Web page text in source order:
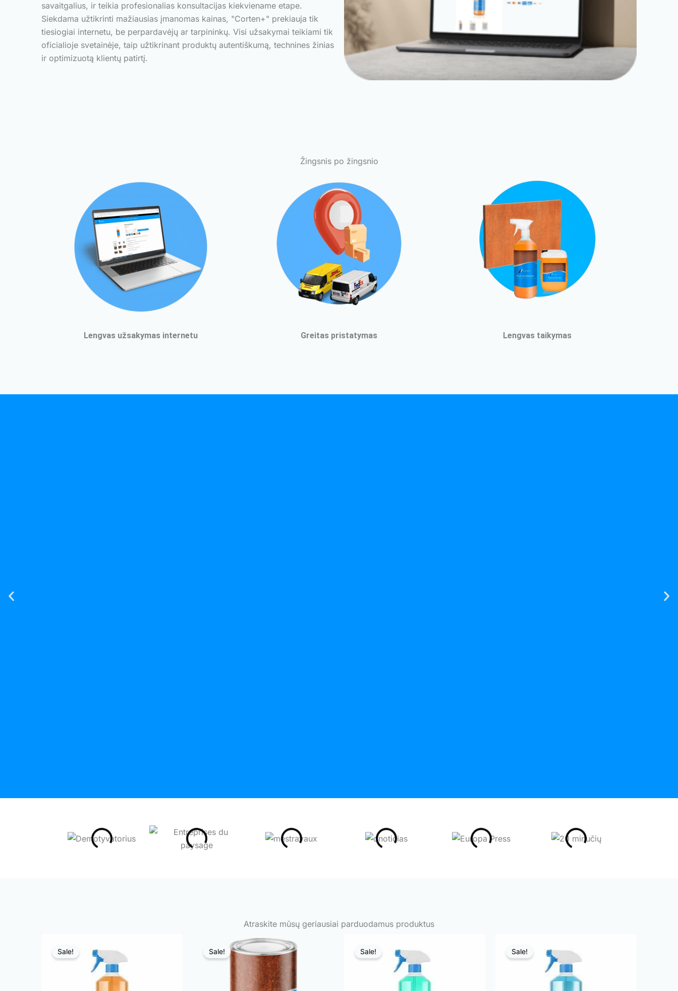
savaitgalius, ir teikia profesionalias konsultacijas kiekviename etape.
Siekdama užtikrinti mažiausias įmanomas kainas, "Corten+" prekiauja tik
tiesiogiai internetu, be perpardavėjų ar tarpininkų. Visi užsakymai teikiami tik
oficialioje svetainėje, taip užtikrinant produktų autentiškumą, technines žinias
ir optimizuotą klientų patirtį.
Žingsnis po žingsnio
Lengvas užsakymas internetu Greitas pristatymas Lengvas taikymas
Atraskite mūsų geriausiai parduodamus produktus
Sale! Sale! Sale! Sale!